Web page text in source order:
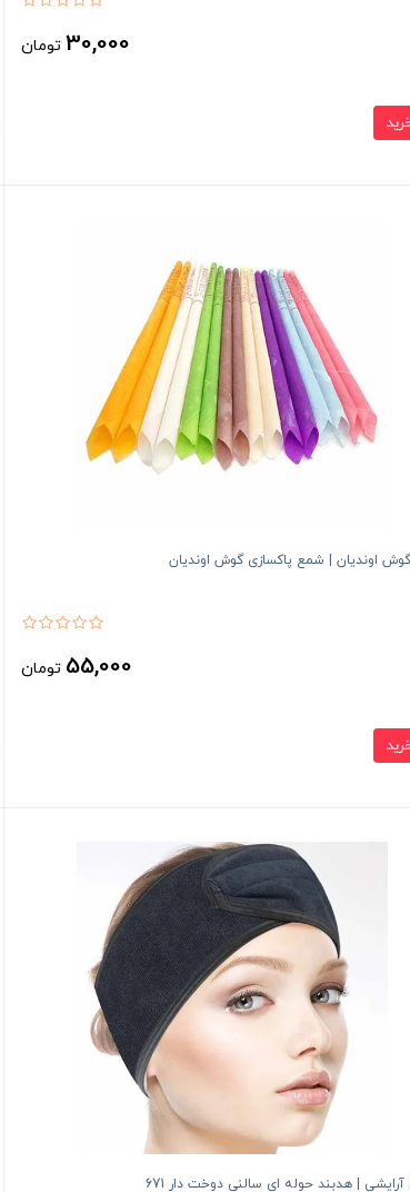
30,000 تومان
اوندیان | شمع پاکسازی گوش اوندیان
55,000 تومان
| هدبند حوله ای سالنی دوخت دار 671